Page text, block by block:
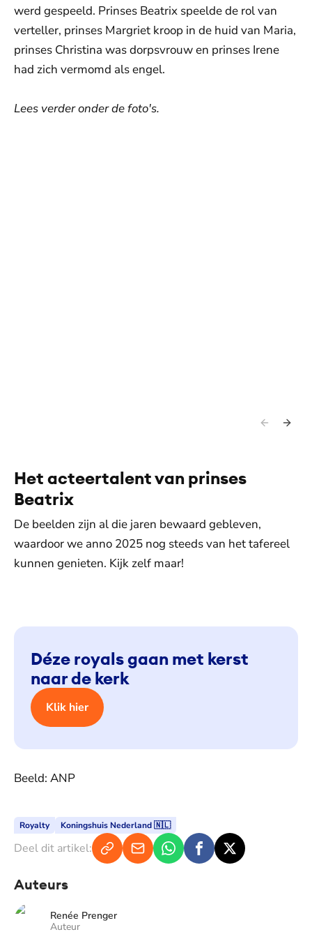
werd gespeeld. Prinses Beatrix speelde de rol van
verteller, prinses Margriet kroop in de huid van Maria,
prinses Christina was dorpsvrouw en prinses Irene
had zich vermomd als engel.
Lees verder onder de foto's.
Het acteertalent van prinses
Beatrix
De beelden zijn al die jaren bewaard gebleven,
waardoor we anno 2025 nog steeds van het tafereel
kunnen genieten. Kijk zelf maar!
De weergave van deze video vereist jouw
Déze royals gaan met kerst
naar de kerk
Klik hier
Beeld: ANP
Royalty Koningshuis Nederland 🇳🇱
Deel dit artikel:
Auteurs
Renée Prenger
Auteur